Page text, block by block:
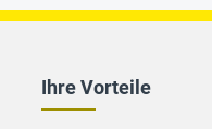
Ihre Vorteile